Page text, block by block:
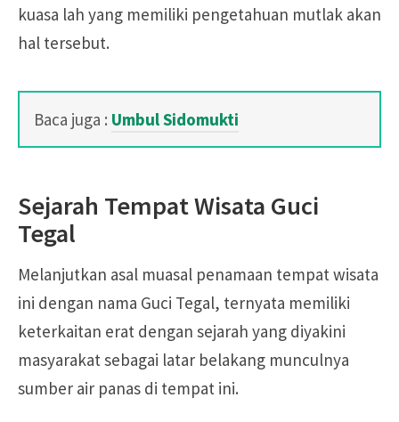
kuasa lah yang memiliki pengetahuan mutlak akan
hal tersebut.
Baca juga : Umbul Sidomukti
Sejarah Tempat Wisata Guci
Tegal
Melanjutkan asal muasal penamaan tempat wisata
ini dengan nama Guci Tegal, ternyata memiliki
keterkaitan erat dengan sejarah yang diyakini
masyarakat sebagai latar belakang munculnya
sumber air panas di tempat ini.